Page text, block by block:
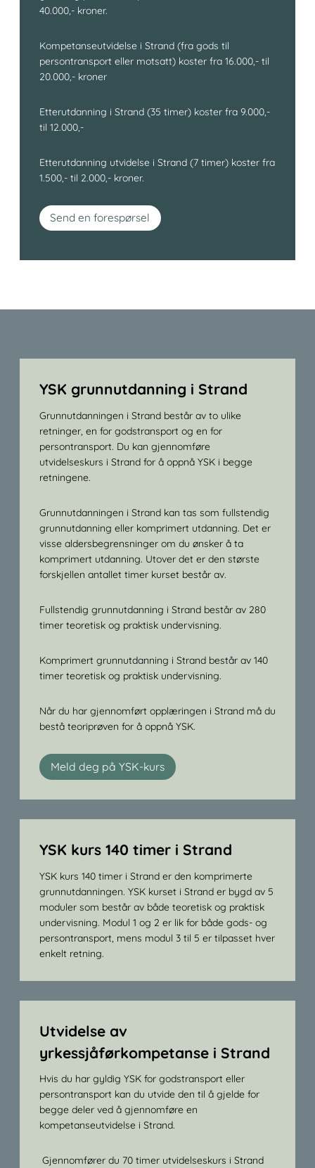
40.000,- kroner.
Kompetanseutvidelse i Strand (fra gods til
persontransport eller motsatt) koster fra 16.000,- til
20.000,- kroner
Etterutdanning i Strand (35 timer) koster fra 9.000,-
til 12.000,-
Etterutdanning utvidelse i Strand (7 timer) koster fra
1.500,- til 2.000,- kroner.
Send en forespørsel
YSK grunnutdanning i Strand
Grunnutdanningen i Strand består av to ulike
retninger, en for godstransport og en for
persontransport. Du kan gjennomføre
utvidelseskurs i Strand for å oppnå YSK i begge
retningene.
Grunnutdanningen i Strand kan tas som fullstendig
grunnutdanning eller komprimert utdanning. Det er
visse aldersbegrensninger om du ønsker å ta
komprimert utdanning. Utover det er den største
forskjellen antallet timer kurset består av.
Fullstendig grunnutdanning i Strand består av 280
timer teoretisk og praktisk undervisning.
Komprimert grunnutdanning i Strand består av 140
timer teoretisk og praktisk undervisning.
Når du har gjennomført opplæringen i Strand må du
bestå teoriprøven for å oppnå YSK.
Meld deg på YSK-kurs
YSK kurs 140 timer i Strand
YSK kurs 140 timer i Strand er den komprimerte
grunnutdanningen. YSK kurset i Strand er bygd av 5
moduler som består av både teoretisk og praktisk
undervisning. Modul 1 og 2 er lik for både gods- og
persontransport, mens modul 3 til 5 er tilpasset hver
enkelt retning.
Utvidelse av
yrkessjåførkompetanse i Strand
Hvis du har gyldig YSK for godstransport eller
persontransport kan du utvide den til å gjelde for
begge deler ved å gjennomføre en
kompetanseutvidelse i Strand.
Gjennomfører du 70 timer utvidelseskurs i Strand